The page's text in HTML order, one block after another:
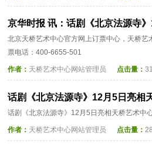
京华时报 讯：话剧《北京法源寺
北京天桥艺术中心官方网上订票中心，天桥
票电话：400-6655-501
作者： 天桥艺术中心网站管理员 点击量：
话剧《北京法源寺》12月5日亮相
话剧《北京法源寺》12月5日亮相天桥艺术中
作者： 天桥艺术中心网站管理员 点击量：